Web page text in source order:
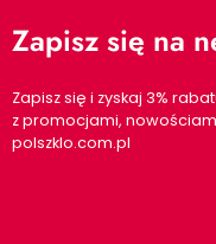
Zapisz się na
Zapisz się i zyskaj 3%
z promocjami,
polszklo.com.pl